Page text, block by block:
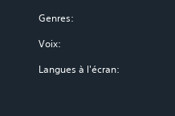
Genres:
Voix:
Langues à l'écran: